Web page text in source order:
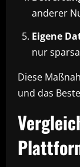
anderer
Eigene
nur
Diese
und das